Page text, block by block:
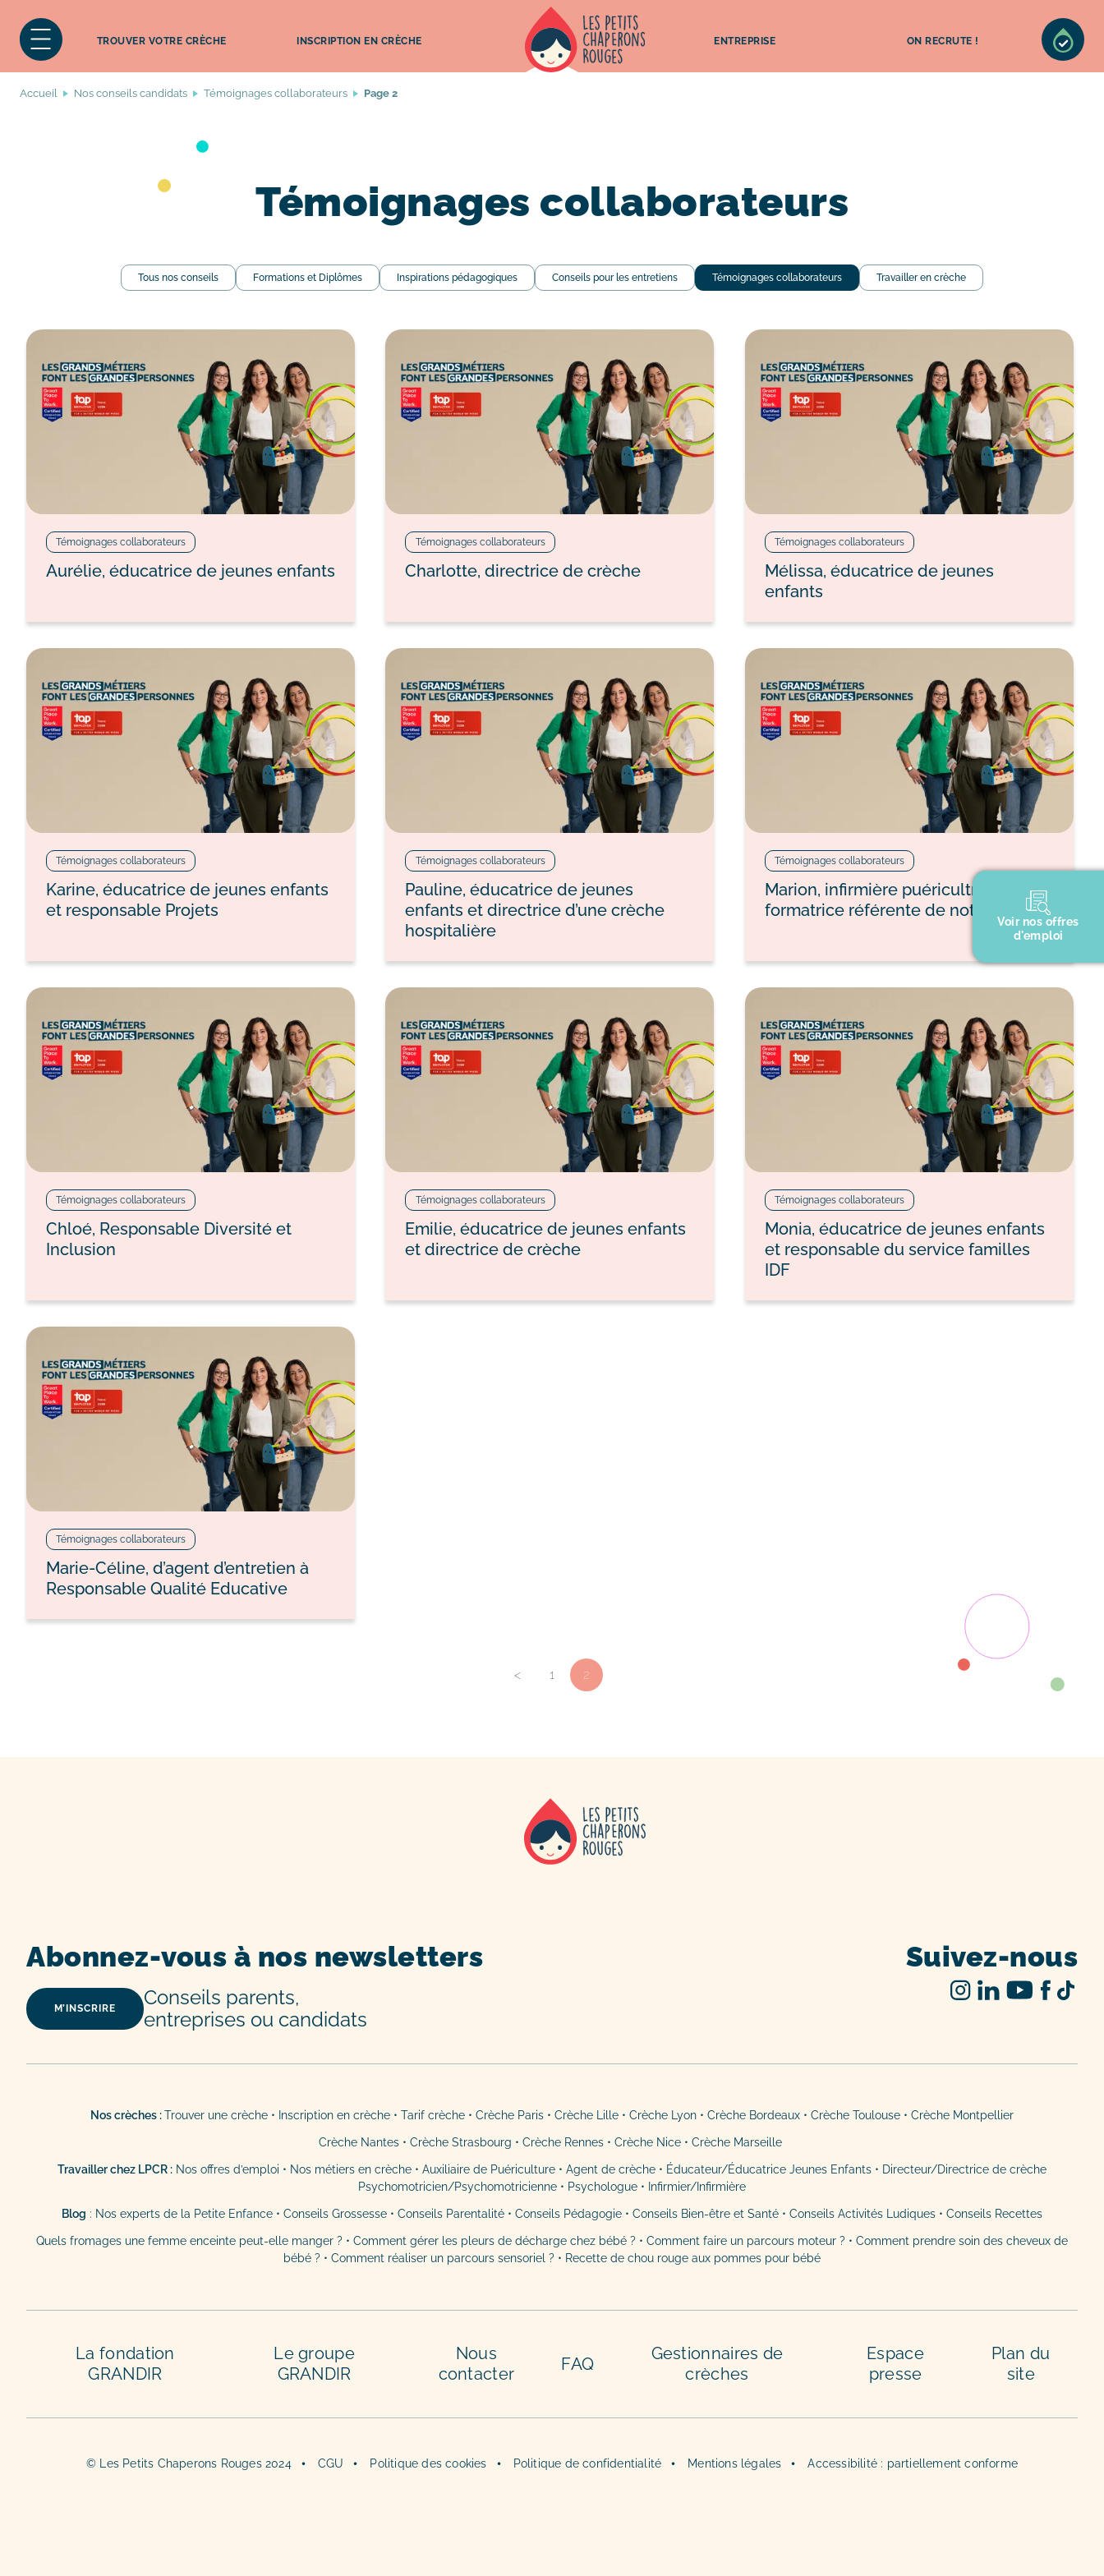
TROUVER VOTRE CRÈCHE INSCRIPTION EN CRÈCHE ENTREPRISE ON RECRUTE !
Voir nos offres
d'emploi
Accueil Nos conseils candidats Témoignages collaborateurs Page 2
Témoignages collaborateurs
Tous nos conseils Formations et Diplômes Inspirations pédagogiques Conseils pour les entretiens Témoignages collaborateurs Travailler en crèche
Témoignages collaborateurs
Aurélie, éducatrice de jeunes enfants
Témoignages collaborateurs
Charlotte, directrice de crèche
Témoignages collaborateurs
Mélissa, éducatrice de jeunes
enfants
Témoignages collaborateurs
Karine, éducatrice de jeunes enfants
et responsable Projets
Témoignages collaborateurs
Pauline, éducatrice de jeunes
enfants et directrice d’une crèche
hospitalière
Témoignages collaborateurs
Marion, infirmière puéricultrice et
formatrice référente de notre IFAP
Témoignages collaborateurs
Chloé, Responsable Diversité et
Inclusion
Témoignages collaborateurs
Emilie, éducatrice de jeunes enfants
et directrice de crèche
Témoignages collaborateurs
Monia, éducatrice de jeunes enfants
et responsable du service familles
IDF
Témoignages collaborateurs
Marie-Céline, d’agent d’entretien à
Responsable Qualité Educative
< 1 2
Abonnez-vous à nos newsletters
M’INSCRIRE
Conseils parents,
entreprises ou candidats
Suivez-nous
Nos crèches :Trouver une crèche • Inscription en crèche • Tarif crèche • Crèche Paris • Crèche Lille • Crèche Lyon • Crèche Bordeaux • Crèche Toulouse • Crèche Montpellier
Crèche Nantes • Crèche Strasbourg • Crèche Rennes • Crèche Nice • Crèche Marseille
Travailler chez LPCR : Nos offres d’emploi • Nos métiers en crèche • Auxiliaire de Puériculture • Agent de crèche • Éducateur/Éducatrice Jeunes Enfants • Directeur/Directrice de crèche
Psychomotricien/Psychomotricienne • Psychologue • Infirmier/Infirmière
Blog : Nos experts de la Petite Enfance • Conseils Grossesse • Conseils Parentalité • Conseils Pédagogie • Conseils Bien-être et Santé • Conseils Activités Ludiques • Conseils Recettes
Quels fromages une femme enceinte peut-elle manger ? • Comment gérer les pleurs de décharge chez bébé ? • Comment faire un parcours moteur ? • Comment prendre soin des cheveux de
bébé ? • Comment réaliser un parcours sensoriel ? • Recette de chou rouge aux pommes pour bébé
La fondation
GRANDIR
Le groupe
GRANDIR
Nous
contacter
FAQ
Gestionnaires de
crèches
Espace
presse
Plan du
site
© Les Petits Chaperons Rouges 2024 CGU Politique des cookies Politique de confidentialité Mentions légales Accessibilité : partiellement conforme